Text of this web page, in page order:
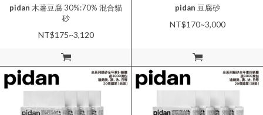
加入購物車
pidan 木薯豆腐 30%:70% 混合貓
砂
NT$175~3,120
加入購物車
pidan 豆腐砂
NT$170~3,000